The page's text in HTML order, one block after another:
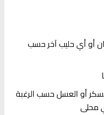
أو أي حليب آخر حسب
أو العسل حسب الرغبة
محلى